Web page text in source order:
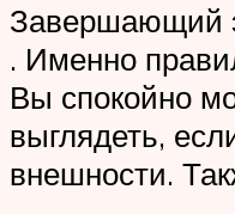
Завершающий
. Именно
Вы спокойно
выглядеть,
внешности.